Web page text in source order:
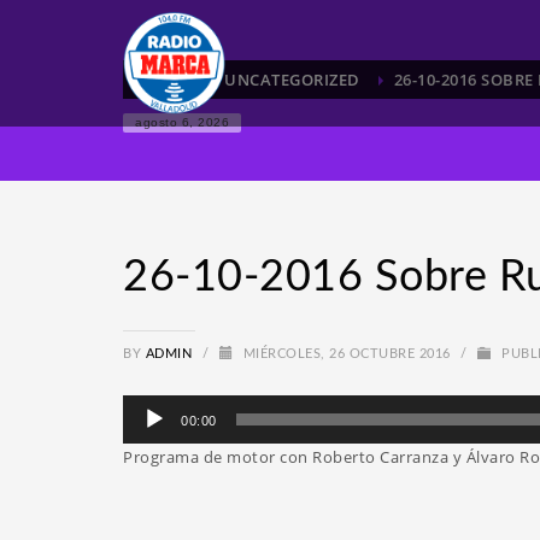
HOME UNCATEGORIZED 26-10-2016 SOBRE
agosto 6, 2026
26-10-2016 Sobre
BY ADMIN / MIÉRCOLES, 26 OCTUBRE 2016 /
Reproductor
audio
00:00
Programa de motor con Roberto Carranza y Álvaro